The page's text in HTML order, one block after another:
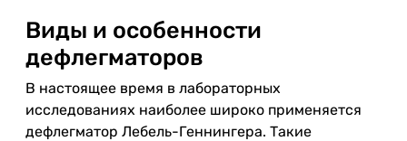
Виды и особенности
дефлегматоров
В настоящее время в лабораторных
исследованиях наиболее широко применяется
дефлегматор Лебель-Геннингера. Такие